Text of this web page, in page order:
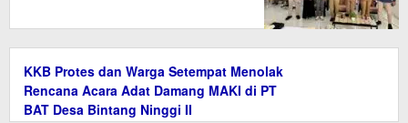
KKB Protes dan Warga Setempat Menolak
Rencana Acara Adat Damang MAKI di PT
BAT Desa Bintang Ninggi II